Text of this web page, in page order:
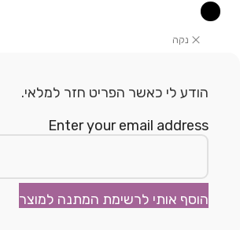
נקה
הודע לי כאשר הפריט חזר למלאי.
Enter your email address
הוסף אותי לרשימת המתנה למוצר